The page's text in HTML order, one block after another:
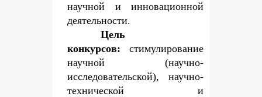
научной и инновационной
деятельности.
Цель
конкурсов: стимулирование
научной (научно-
исследовательской), научно-
технической и